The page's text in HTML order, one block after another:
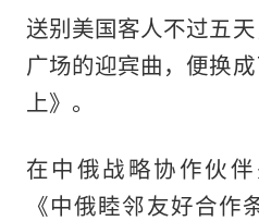
送别美国客人不过五
广场的迎宾曲，便换
上》。
在中俄战略协作伙
《中俄睦邻友好合作